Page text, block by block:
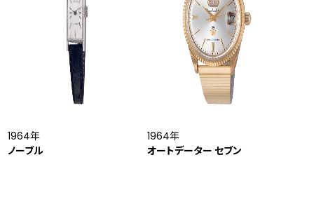
1964年
ノーブル
1964年
オートデーター セブン